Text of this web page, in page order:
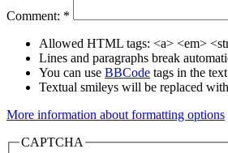
Comment: *
Allowed HTML tags: <a> <em>
Lines and paragraphs break
You can use BBCode tags in the
Textual smileys will be replaced
More information about formatting options
CAPTCHA